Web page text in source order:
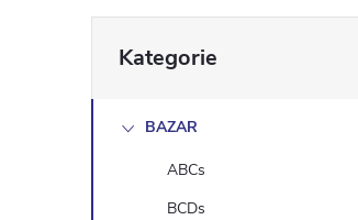
o
kategorie
Kategorie
BAZAR
ABCs
BCDs